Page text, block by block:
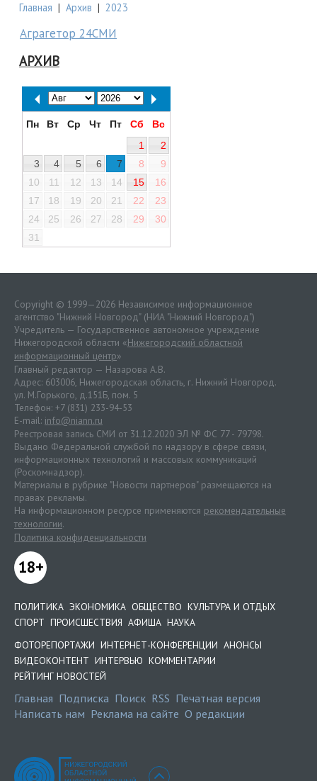
Главная | Архив | 2023
Аграгетор 24СМИ
АРХИВ
Пн Вт Ср Чт Пт Сб
Вс
1
2
3
4 5 6 7 8
9
10
11 12 13 14 15
16
17
18 19 20 21 22
23
24
25 26 27 28 29
30
31
Copyright © 1999—2026 Независимое информационное
агентство "Нижний Новгород" (НИА "Нижний Новгород")
Учредитель — Государственное автономное учреждение
Нижегородской области «Нижегородский областной
информационный центр»
Главный редактор — Назарова А.В.
Адрес: 603006, Нижегородская область, г. Нижний Новгород.
ул. М.Горького, д.151Б, пом. 5
Телефон: +7 (831) 233-94-53
E-mail: info@niann.ru
Реестровая запись СМИ от 31.12.2020 ЭЛ № ФС 77 - 79798.
Выдано Федеральной службой по надзору в сфере связи,
информационных технологий и массовых коммуникаций
(Роскомнадзор).
Материалы в рубрике "Новости партнеров" размещаются на
правах рекламы.
На информационном ресурсе применяются рекомендательные
технологии.
Политика конфиденциальности
18+
ПОЛИТИКА ЭКОНОМИКА ОБЩЕСТВО КУЛЬТУРА И ОТДЫХ
СПОРТ ПРОИСШЕСТВИЯ АФИША НАУКА
ФОТОРЕПОРТАЖИ ИНТЕРНЕТ-КОНФЕРЕНЦИИ АНОНСЫ
ВИДЕОКОНТЕНТ ИНТЕРВЬЮ КОММЕНТАРИИ
РЕЙТИНГ НОВОСТЕЙ
Главная Подписка Поиск RSS Печатная версия
Написать нам Реклама на сайте О редакции